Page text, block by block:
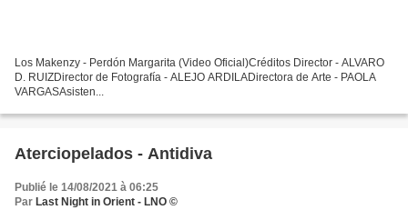
Los Makenzy - Perdón Margarita (Video Oficial)Créditos Director - ALVARO
D. RUIZDirector de Fotografía - ALEJO ARDILADirectora de Arte - PAOLA
VARGASAsisten...
Aterciopelados - Antidiva
Publié le 14/08/2021 à 06:25
Par Last Night in Orient - LNO ©